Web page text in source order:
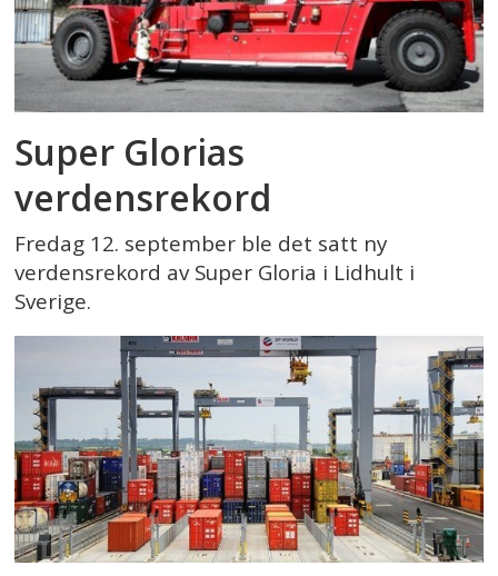
Super Glorias
verdensrekord
Fredag 12. september ble det satt ny
verdensrekord av Super Gloria i Lidhult i
Sverige.